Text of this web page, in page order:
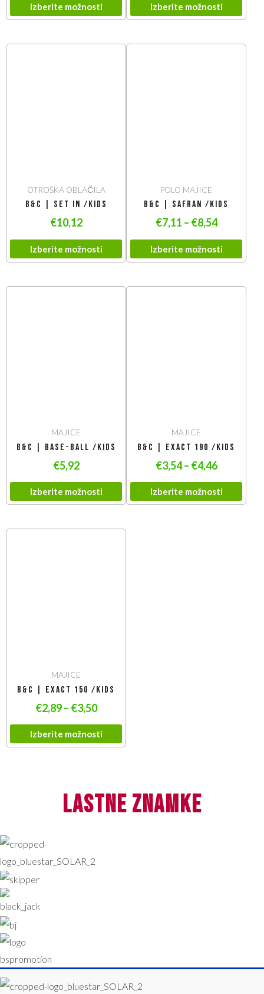
Izberite možnosti Izberite možnosti
OTROŠKA OBLAČILA
B&C | Set In /kids
€10,12
Izberite možnosti
POLO MAJICE
B&C | Safran /kids
€7,11 – €8,54
Izberite možnosti
MAJICE
B&C | Base-Ball /kids
€5,92
Izberite možnosti
MAJICE
B&C | Exact 190 /kids
€3,54– €4,46
Izberite možnosti
MAJICE
B&C | Exact 150 /kids
€2,89– €3,50
Izberite možnosti
lastne znamke